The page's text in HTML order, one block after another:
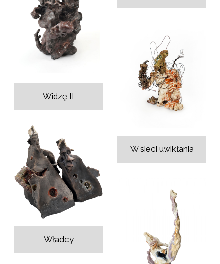
Widzę II
W sieci uwikłania
Władcy